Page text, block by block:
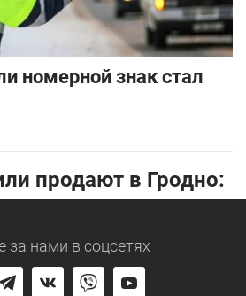
номерной знак стал
продают в Гродно:
за нами в соцсетях